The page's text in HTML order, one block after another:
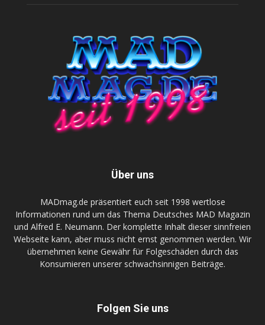
Über uns
MADmag.de präsentiert euch seit 1998 wertlose
Informationen rund um das Thema Deutsches MAD Magazin
und Alfred E. Neumann. Der komplette Inhalt dieser sinnfreien
Webseite kann, aber muss nicht ernst genommen werden. Wir
übernehmen keine Gewähr für Folgeschäden durch das
Konsumieren unserer schwachsinnigen Beiträge.
Folgen Sie uns